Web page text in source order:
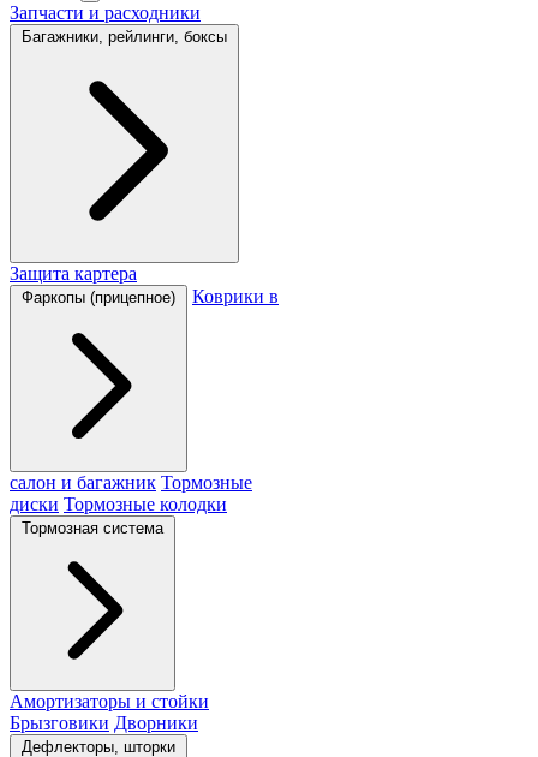
Запчасти и расходники
Багажники, рейлинги, боксы
Защита картера
Фаркопы (прицепное) Коврики в
салон и багажник Тормозные
диски Тормозные колодки
Тормозная система
Амортизаторы и стойки
Брызговики Дворники
Дефлекторы, шторки